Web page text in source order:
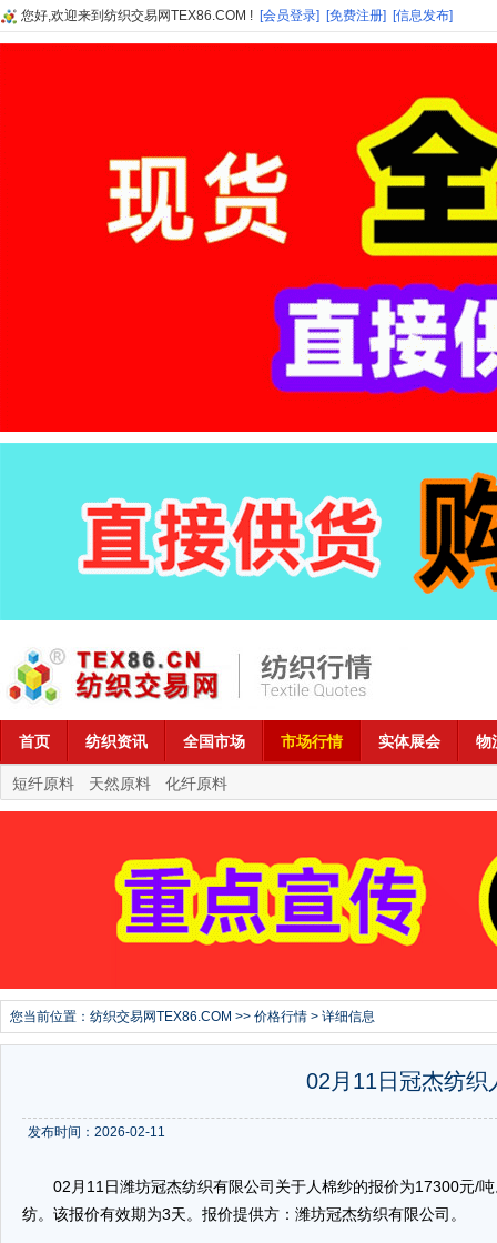
您好,欢迎来到纺织交易网TEX86.COM ! [会员登录] [免费注册] [信息发布]
首页 纺织资讯 全国市场 市场行情 实体展会 物
短纤原料 天然原料 化纤原料
您当前位置： 纺织交易网TEX86.COM >> 价格行情 > 详细信息
02月11日冠杰纺织
发布时间：2026-02-11
02月11日潍坊冠杰纺织有限公司关于人棉纱的报价为17300元/吨
纺。该报价有效期为3天。报价提供方：潍坊冠杰纺织有限公司。